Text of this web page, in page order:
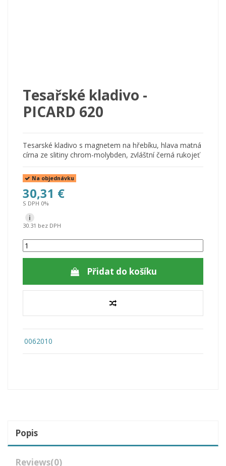
Tesařské kladivo -
PICARD 620
Tesarské kladivo s magnetem na hřebíku, hlava matná
círna ze slitiny chrom-molybden, zvláštní černá rukojeť
Na objednávku
30,31 €
S DPH 0%
i
30.31 bez DPH
Přidat do košíku
0062010
Popis
Reviews(0)